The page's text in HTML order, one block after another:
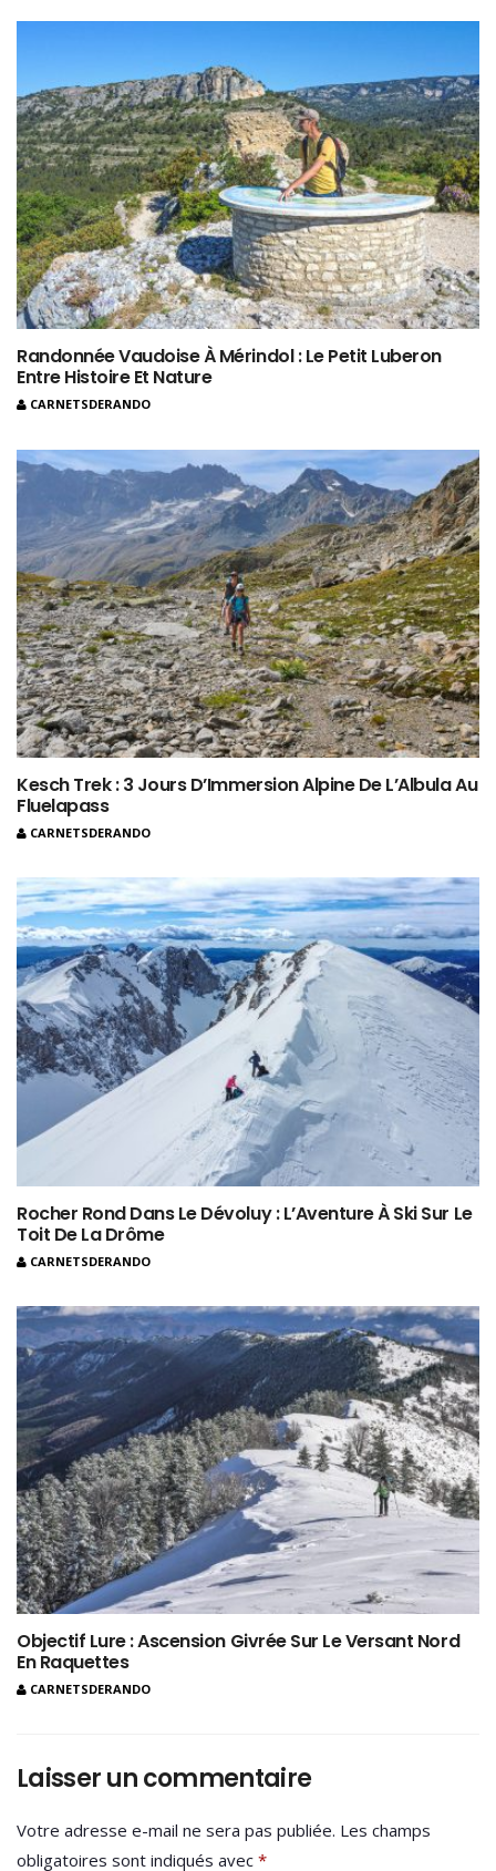
Randonnée Vaudoise À Mérindol : Le Petit Luberon
Entre Histoire Et Nature
CARNETSDERANDO
Kesch Trek : 3 Jours D’Immersion Alpine De L’Albula Au
Fluelapass
CARNETSDERANDO
Rocher Rond Dans Le Dévoluy : L’Aventure À Ski Sur Le
Toit De La Drôme
CARNETSDERANDO
Objectif Lure : Ascension Givrée Sur Le Versant Nord
En Raquettes
CARNETSDERANDO
Laisser un commentaire
Votre adresse e-mail ne sera pas publiée. Les champs
obligatoires sont indiqués avec *